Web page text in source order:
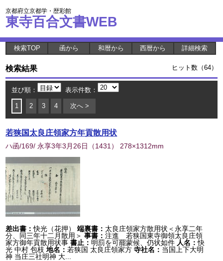
京都府立京都学・歴彩館
東寺百合文書WEB
検索TOP 函から 和暦から 西暦から 詳細検索
検索結果 ヒット数（64）
並び順： 表示件数：
1 2 3 4 次へ >
若狭国太良庄領家方年貢散用状
ハ函/169/ 永享3年3月26日 （1431 ） 278×1312mm
差出書：快光（花押） 端裏書： 太良庄領家方散用状＜永享二年
分、同三年十二月散用＞ 事書：注進 若狭国東寺御領太良庄領
家方御年貢散用状事 書止： 明罰を可罷蒙候、仍状如件 人名：快
光 中村 包枝 地名：若狭国 太良庄領家方 寺社名： 当国上下大明
神 当庄三社明神 大...